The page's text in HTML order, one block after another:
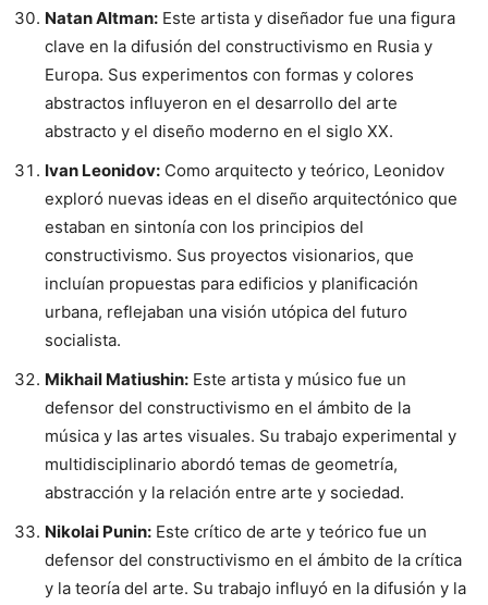
Natan Altman: Este artista y diseñador fue una figura
clave en la difusión del constructivismo en Rusia y
Europa. Sus experimentos con formas y colores
abstractos influyeron en el desarrollo del arte
abstracto y el diseño moderno en el siglo XX.
Ivan Leonidov: Como arquitecto y teórico, Leonidov
exploró nuevas ideas en el diseño arquitectónico que
estaban en sintonía con los principios del
constructivismo. Sus proyectos visionarios, que
incluían propuestas para edificios y planificación
urbana, reflejaban una visión utópica del futuro
socialista.
Mikhail Matiushin: Este artista y músico fue un
defensor del constructivismo en el ámbito de la
música y las artes visuales. Su trabajo experimental y
multidisciplinario abordó temas de geometría,
abstracción y la relación entre arte y sociedad.
Nikolai Punin: Este crítico de arte y teórico fue un
defensor del constructivismo en el ámbito de la crítica
y la teoría del arte. Su trabajo influyó en la difusión y la